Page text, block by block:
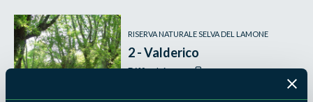
RISERVA NATURALE SELVA DEL LAMONE
2 - Valderico
Difficoltà: